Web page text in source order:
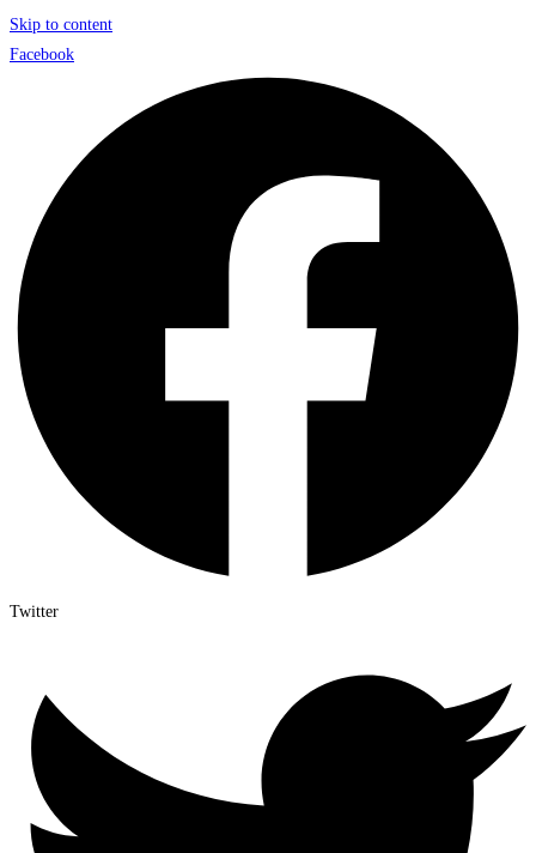
Skip to content
Facebook
Twitter